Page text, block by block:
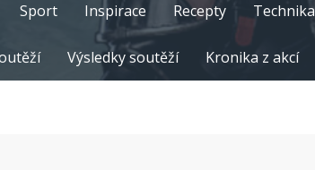
Sport Inspirace Recepty Technika
Výsledky soutěží Kronika z akcí